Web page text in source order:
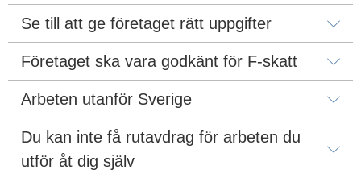
Se till att ge företaget rätt uppgifter
Företaget ska vara godkänt för F-skatt
Arbeten utanför Sverige
Du kan inte få rutavdrag för arbeten du
utför åt dig själv